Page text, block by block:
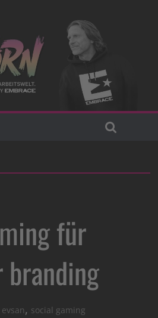
für
branding
, social gaming